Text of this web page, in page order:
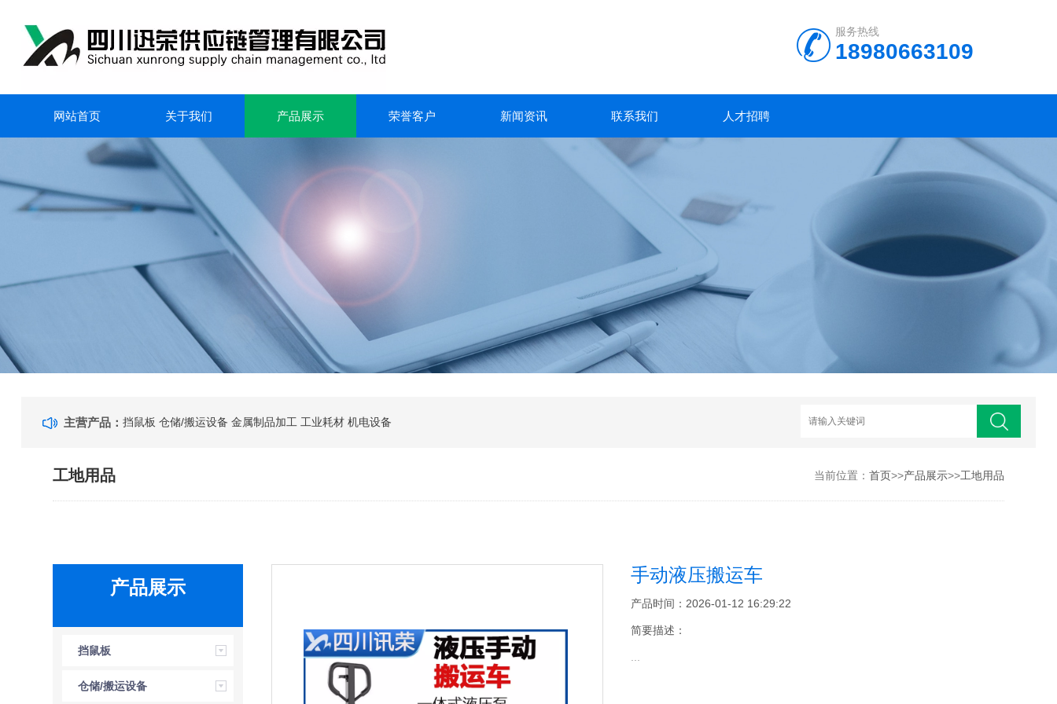
服务热线
18980663109
网站首页 关于我们 产品展示 荣誉客户 新闻资讯 联系我们 人才招聘
主营产品：挡鼠板 仓储/搬运设备 金属制品加工 工业耗材 机电设备
工地用品 当前位置： 首页>>产品展示>>工地用品
产品展示
挡鼠板
仓储/搬运设备
手动液压搬运车
产品时间：2026-01-12 16:29:22
简要描述：